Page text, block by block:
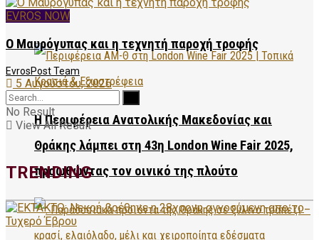
2025»
Η Περιφέρεια Ανατολικής Μακεδονίας και
Θράκης λάμπει στη 43η London Wine Fair 2025,
προωθώντας τον οινικό της πλούτο
EVROS NOW
Ο Μαυρόγυπας και η τεχνητή παροχή τροφής
EvrosPost Team
5 Αυγούστου, 2026
No Result
View All Result
TRENDING